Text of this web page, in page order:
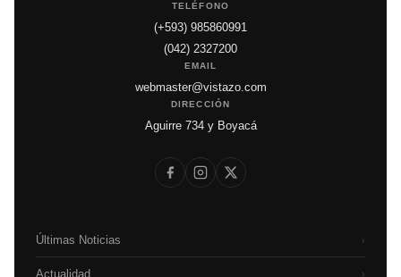
TELÉFONO
(+593) 985860991
(042) 2327200
EMAIL
webmaster@vistazo.com
DIRECCIÓN
Aguirre 734 y Boyacá
Últimas Noticias ›
Actualidad ›